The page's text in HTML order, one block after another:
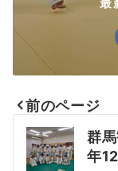
最
投
稿
前のページ
群
年12